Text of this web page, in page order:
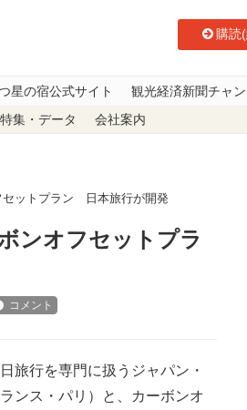
購読
星の宿公式サイト 観光経済新聞チャ
特集・データ 会社案内
セットプラン 日本旅行が開発
ンオフセットプラ
旅行を専門に扱うジャパン・
ンス・パリ）と、カーボンオ